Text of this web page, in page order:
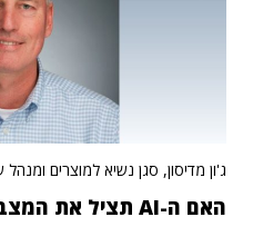
ג'ון מדיסון, סגן נשיא למוצרים
האם ה-AI תציל את המצב?